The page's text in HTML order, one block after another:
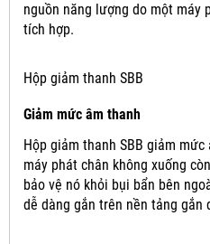
nguồn năng lượng do một máy
tích hợp.
Hộp giảm thanh SBB
Giảm mức âm thanh
Hộp giảm thanh SBB giảm mức
máy phát chân không xuống
bảo vệ nó khỏi bụi bẩn bên
dễ dàng gắn trên nền tảng gắn